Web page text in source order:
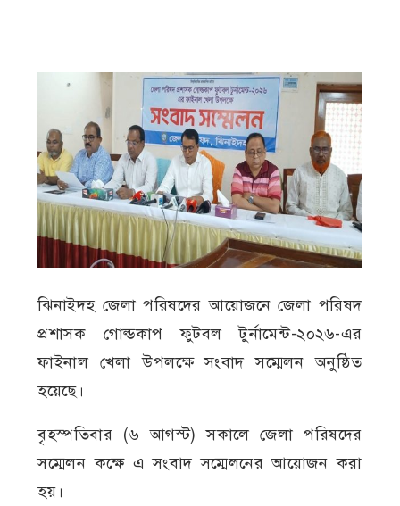
ঝিনাইদহ জেলা পরিষদের আয়োজনে জেলা পরিষদ
প্রশাসক গোল্ডকাপ ফুটবল টুর্নামেন্ট-২০২৬-এর
ফাইনাল খেলা উপলক্ষে সংবাদ সম্মেলন অনুষ্ঠিত
হয়েছে।
বৃহস্পতিবার (৬ আগস্ট) সকালে জেলা পরিষদের
সম্মেলন কক্ষে এ সংবাদ সম্মেলনের আয়োজন করা
হয়।